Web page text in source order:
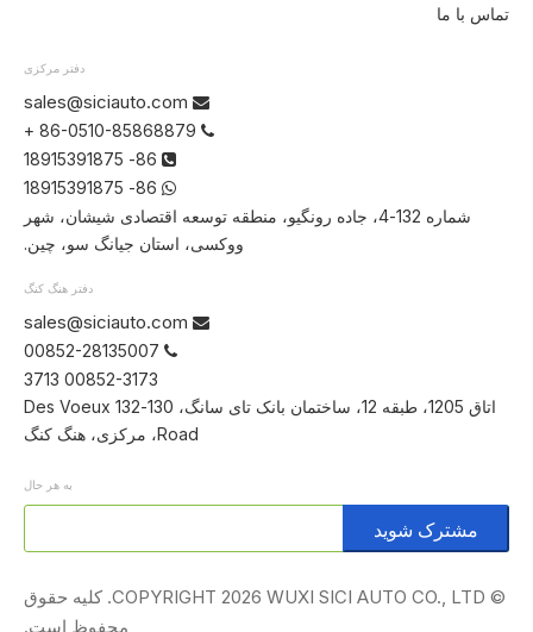
تماس با ما
دفتر مرکزی

sales@siciauto.com



شماره 132-4، جاده رونگیو، منطقه توسعه اقتصادی شیشان، شهر
ووکسی، استان جیانگ سو، چین.
دفتر هنگ کنگ

sales@siciauto.com

اتاق 1205، طبقه 12، ساختمان بانک تای سانگ، 130-132 Des Voeux
Road، مرکزی، هنگ کنگ
به هر حال
مشترک شوید
© COPYRIGHT
2026
WUXI SICI AUTO CO., LTD. کلیه حقوق
محفوظ است.